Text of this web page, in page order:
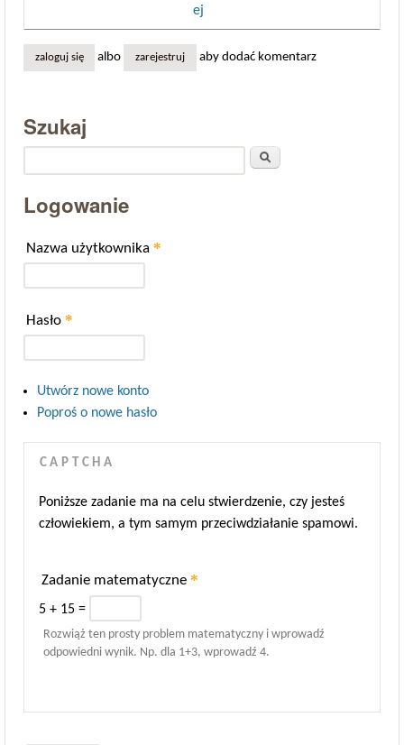
ej
zaloguj się albo zarejestruj aby dodać komentarz
Szukaj
Logowanie
Nazwa użytkownika *
Hasło *
Utwórz nowe konto
Poproś o nowe hasło
CAPTCHA
Poniższe zadanie ma na celu stwierdzenie, czy jesteś
człowiekiem, a tym samym przeciwdziałanie spamowi.
Zadanie matematyczne *
5 + 15 =
Rozwiąż ten prosty problem matematyczny i wprowadź
odpowiedni wynik. Np. dla 1+3, wprowadź 4.